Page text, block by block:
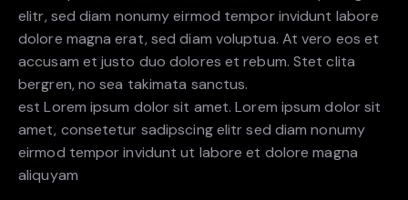
elitr, sed diam nonumy eirmod tempor invidunt labore
dolore magna erat, sed diam voluptua. At vero eos et
accusam et justo duo dolores et rebum. Stet clita
bergren, no sea takimata sanctus.
est Lorem ipsum dolor sit amet. Lorem ipsum dolor sit
amet, consetetur sadipscing elitr sed diam nonumy
eirmod tempor invidunt ut labore et dolore magna
aliquyam